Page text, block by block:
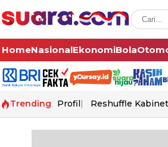
HomeNasionalEkonomiBola
Trending Profil Reshuffle Kabinet